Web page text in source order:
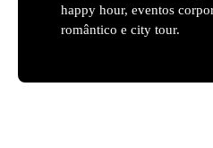
happy hour, eventos
romântico e city tour.